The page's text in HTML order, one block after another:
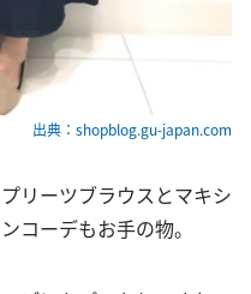
出典：shopblog.gu-japan.com
リーツブラウスとマキシ
コーデもお手の物。